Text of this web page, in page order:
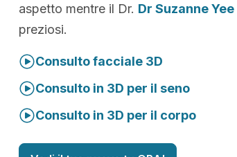
aspetto mentre il Dr. Dr Suzanne Yee
preziosi.
Consulto facciale 3D
Consulto in 3D per il seno
Consulto in 3D per il corpo